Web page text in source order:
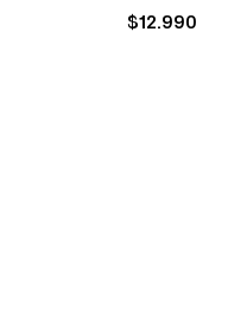
PRICE:
$12.990